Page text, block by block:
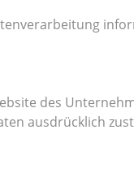
des
ausdrücklich